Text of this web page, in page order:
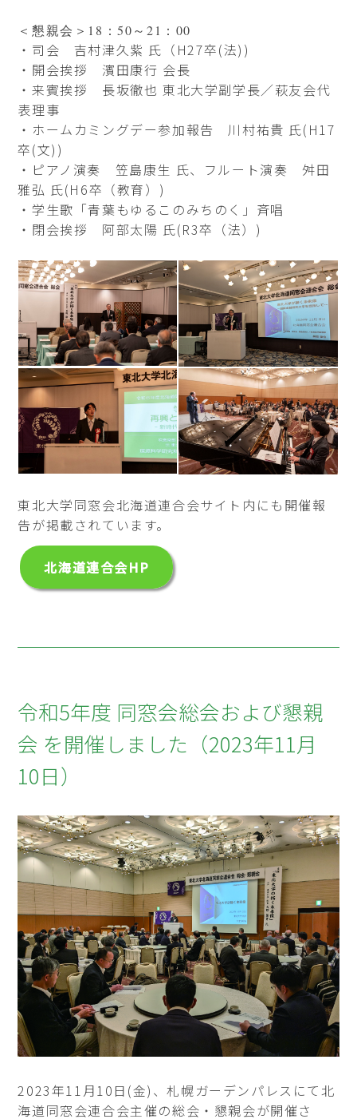
＜懇親会＞18：50～21：00
・司会 吉村津久紫 氏（H27卒(法))
・開会挨拶 濱田康行 会長
・来賓挨拶 長坂徹也 東北大学副学長／萩友会代
表理事
・ホームカミングデー参加報告 川村祐貴 氏(H17
卒(文))
・ピアノ演奏 笠島康生 氏、フルート演奏 舛田
雅弘 氏(H6卒（教育）)
・学生歌「青葉もゆるこのみちのく」斉唱
・閉会挨拶 阿部太陽 氏(R3卒（法）)
東北大学同窓会北海道連合会サイト内にも開催報
告が掲載されています。
北海道連合会HP
令和5年度 同窓会総会および懇親
会 を開催しました（2023年11月
10日）
2023年11月10日(金)、札幌ガーデンパレスにて北
海道同窓会連合会主催の総会・懇親会が開催さ